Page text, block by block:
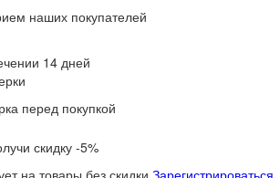
наших покупателей
14 дней
перед покупкой
скидку -5%
на товары без скидки Зарегистрироваться